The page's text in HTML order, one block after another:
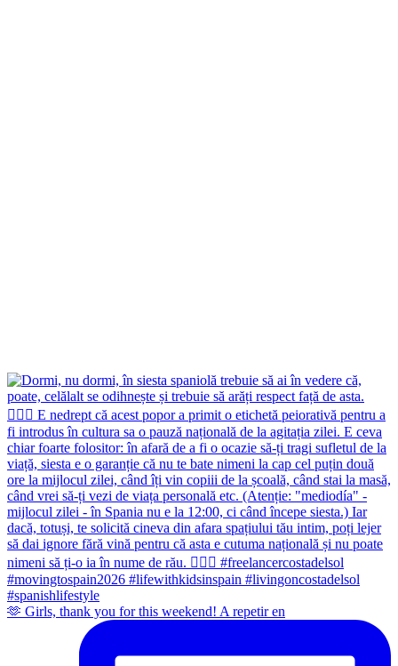
🫶 Girls, thank you for this weekend! A repetir en